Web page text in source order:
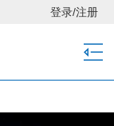
登录/注册